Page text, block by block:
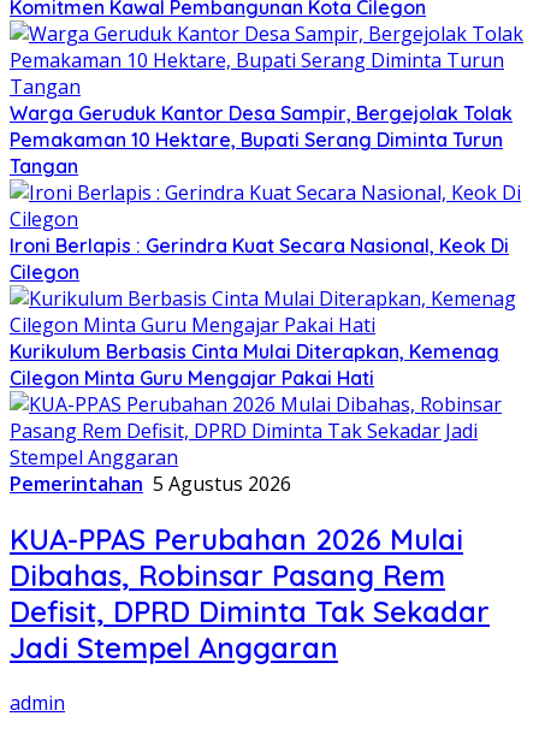
Komitmen Kawal Pembangunan Kota Cilegon
Warga Geruduk Kantor Desa Sampir, Bergejolak Tolak
Pemakaman 10 Hektare, Bupati Serang Diminta Turun
Tangan
Ironi Berlapis : Gerindra Kuat Secara Nasional, Keok Di
Cilegon
Kurikulum Berbasis Cinta Mulai Diterapkan, Kemenag
Cilegon Minta Guru Mengajar Pakai Hati
Pemerintahan 5 Agustus 2026
KUA-PPAS Perubahan 2026 Mulai
Dibahas, Robinsar Pasang Rem
Defisit, DPRD Diminta Tak Sekadar
Jadi Stempel Anggaran
admin